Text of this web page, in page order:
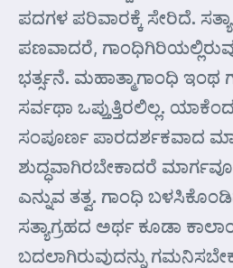
ಪದಗಳ ಪರಿವಾರಕ್ಕೆ ಸೇರಿದೆ.
ಪಣವಾದರೆ,
ಭರ್ತ್ಸನೆ. ಮಹಾತ್ಮಾಗಾಂಧಿ ಇಂಥ
ಸರ್ವಥಾ ಒಪ್ತುತ್ತಿರಲಿಲ್ಲ.
ಸಂಪೂರ್ಣ ಪಾರದರ್ಶಕವಾದ
ಶುದ್ಧವಾಗಿರಬೇಕಾದರೆ ಮಾರ್ಗವೂ
ಎನ್ನುವ ತತ್ವ. ಗಾಂಧಿ
ಸತ್ಯಾಗ್ರಹದ ಅರ್ಥ ಕೂಡಾ
ಬದಲಾಗಿರುವುದನ್ನು